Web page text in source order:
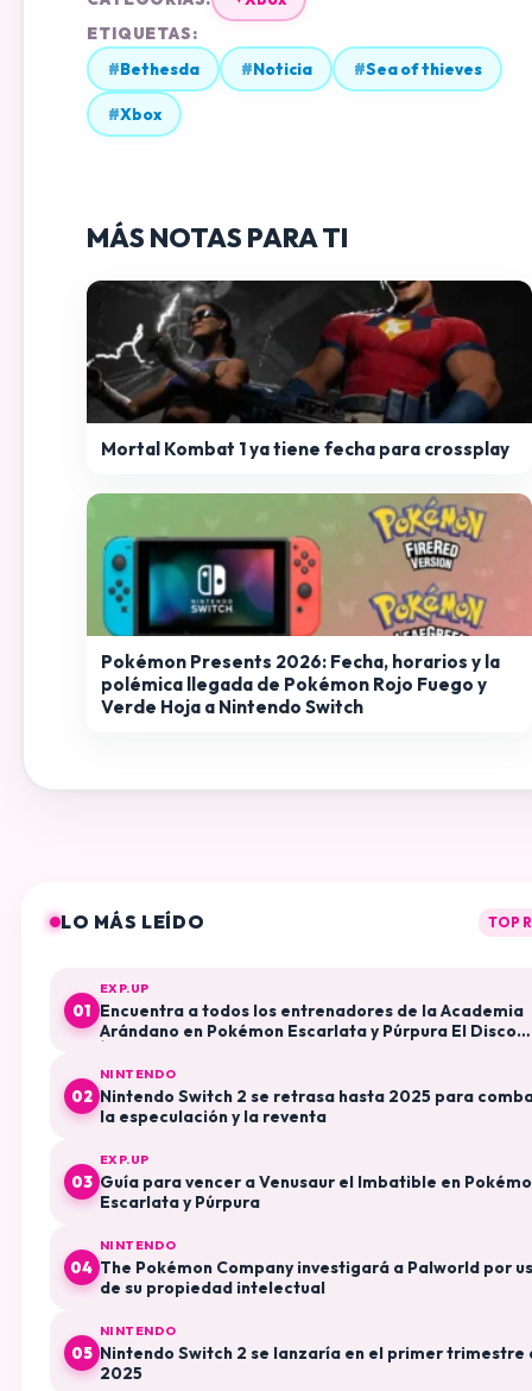
ETIQUETAS:
#Bethesda #Noticia #Sea of thieves
#Xbox
MÁS NOTAS PARA TI
Mortal Kombat 1 ya tiene fecha para crossplay
Pokémon Presents 2026: Fecha, horarios y la
polémica llegada de Pokémon Rojo Fuego y
Verde Hoja a Nintendo Switch
LO MÁS LEÍDO TOP
01
EXP.UP
Encuentra a todos los entrenadores de la Academia
Arándano en Pokémon Escarlata y Púrpura El Disco
02
NINTENDO
Nintendo Switch 2 se retrasa hasta 2025 para
la especulación y la reventa
03
EXP.UP
Guía para vencer a Venusaur el Imbatible en
Escarlata y Púrpura
04
NINTENDO
The Pokémon Company investigará a Palworld por
de su propiedad intelectual
05
NINTENDO
Nintendo Switch 2 se lanzaría en el primer trimestre
2025